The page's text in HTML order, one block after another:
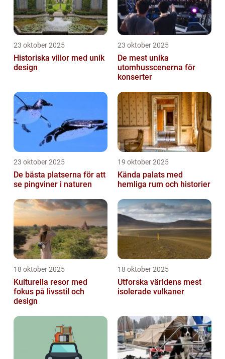
23 oktober 2025
Historiska villor med unik
design
23 oktober 2025
De mest unika
utomhusscenerna för
konserter
23 oktober 2025
De bästa platserna för att
se pingviner i naturen
19 oktober 2025
Kända palats med
hemliga rum och historier
18 oktober 2025
Kulturella resor med
fokus på livsstil och
design
18 oktober 2025
Utforska världens mest
isolerade vulkaner